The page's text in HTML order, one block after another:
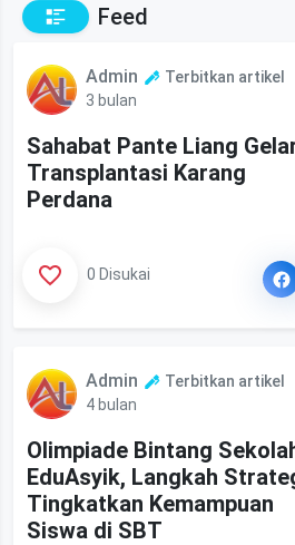
Feed
Admin
Terbitkan artikel
3 bulan
Sahabat Pante Liang
Transplantasi Karang
Perdana
0 Disukai
Admin
Terbitkan artikel
4 bulan
Olimpiade Bintang
EduAsyik, Langkah
Tingkatkan Kemampuan
Siswa di SBT